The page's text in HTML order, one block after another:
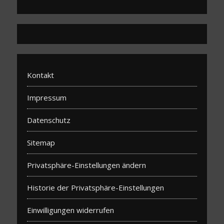
Kontakt
Impressum
Datenschutz
Sitemap
Privatsphäre-Einstellungen ändern
Historie der Privatsphäre-Einstellungen
Einwilligungen widerrufen